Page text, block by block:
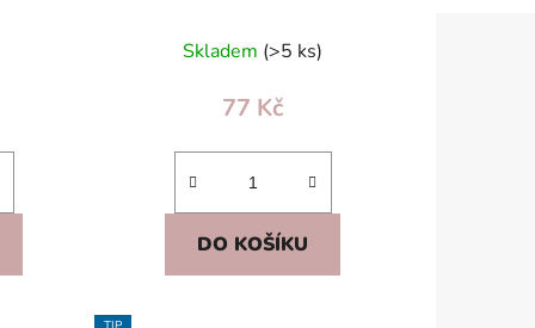
Skladem (>5 ks)
77 Kč
DO KOŠÍKU